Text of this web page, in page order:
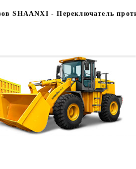
SHAANXI - Переключатель